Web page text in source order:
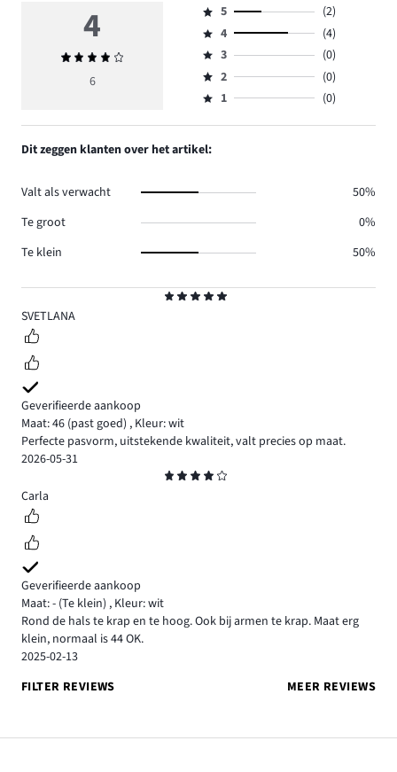
5
SVETLANA
Geverifieerde aankoop
Maat: 46 (past goed) , Kleur: wit
Perfecte pasvorm, uitstekende kwaliteit, valt precies op maat.
2026-05-31
4
Carla
Geverifieerde aankoop
Maat: - (Te klein) , Kleur: wit
Rond de hals te krap en te hoog. Ook bij armen te krap. Maat erg
klein, normaal is 44 OK.
2025-02-13
FILTER REVIEWS
MEER REVIEWS
4
Gemiddelde
beoordeling
6
Beoordeling
5,
aantal
reviews
2.
5
(2)
Beoordeling
4,
aantal
reviews
4
(4)
Beoordeling
3,
aantal
3
(0)
Beoordeling
2,
0.
2
(0)
Beoordeling
1,
aantal
reviews
1 (0)
Dit zeggen klanten over het artikel:
Valt als verwacht
50%
Te groot
0%
Te klein
50%